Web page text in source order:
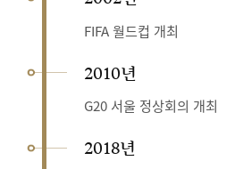
FIFA 월드컵 개최
2010년
G20 서울 정상회의 개최
2018년